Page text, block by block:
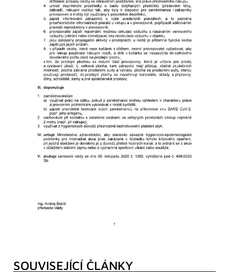
SOUVISEJÍCÍ ČLÁNKY